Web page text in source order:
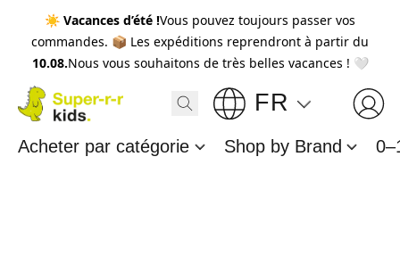
☀️ Vacances d’été !Vous pouvez toujours passer vos
commandes. 📦 Les expéditions reprendront à partir du
10.08.Nous vous souhaitons de très belles vacances ! 🤍
FR
Acheter par catégorie Shop by Brand